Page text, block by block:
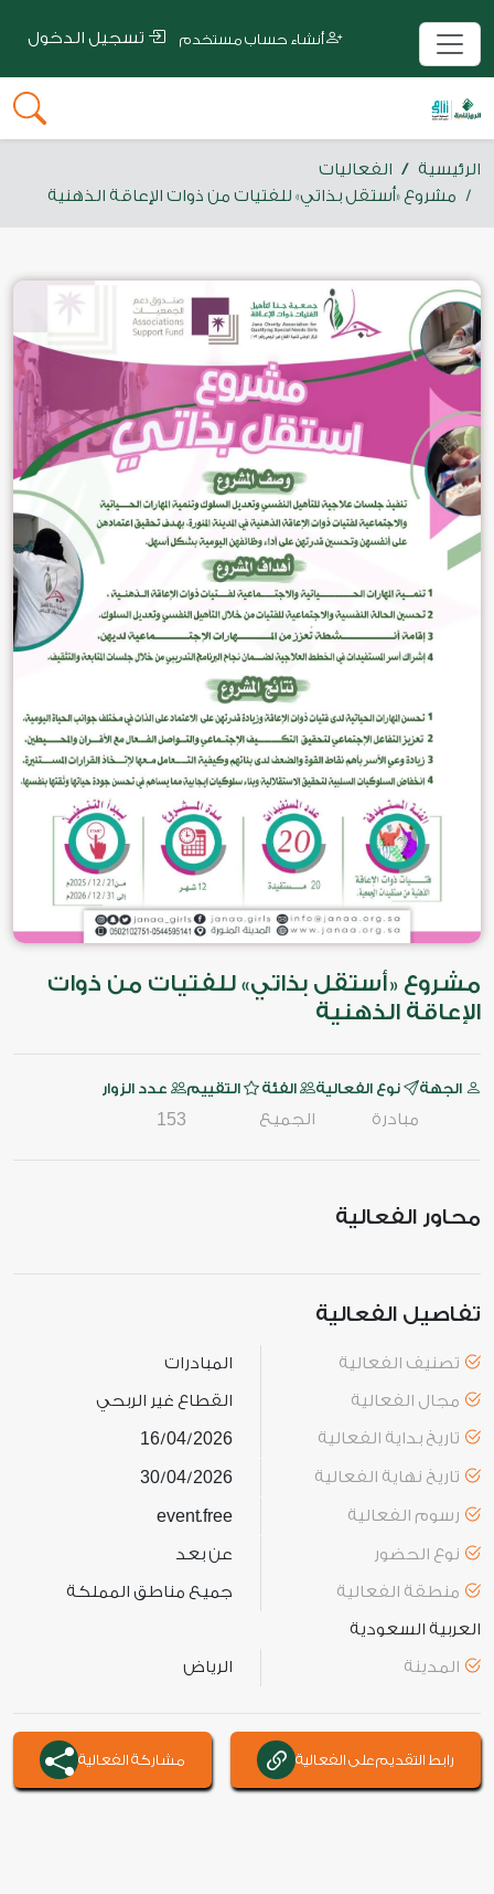
الرئيسية
الفعاليات
مشروع «أستقل بذاتي» للفتيات من ذوات الإعاقة الذهنية
مشروع «أستقل بذاتي» للفتيات من ذوات
الإعاقة الذهنية
الجهة نوع الفعالية
مبادرة
الفئة
الجميع
التقييم عدد الزوار
153
محاور الفعالية
تفاصيل الفعالية
تصنيف الفعالية
المبادرات
مجال الفعالية
القطاع غير الربحي
تاريخ بداية الفعالية
16/04/2026
تاريخ نهاية الفعالية 30/04/2026
رسوم الفعالية event.free
نوع الحضور
عن بعد
منطقة الفعالية
جميع مناطق المملكة
العربية السعودية
المدينة
الرياض
رابط التقديم على الفعالية مشاركة الفعالية